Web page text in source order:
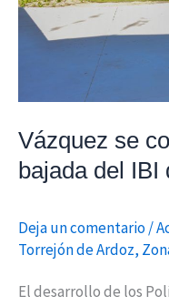
Vázquez se
bajada del IBI
Deja un comentario/
Torrejón de Ardoz,
El desarrollo de los
del